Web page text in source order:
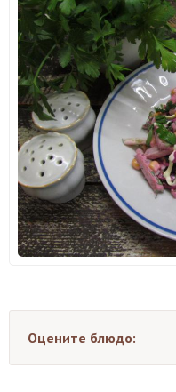
Оцените блюдо: